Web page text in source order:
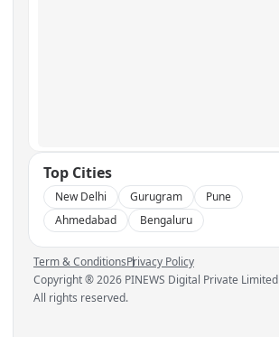
Top Cities
New Delhi Gurugram
Pune
Ahmedabad
Bengaluru
Term & ConditionsPrivacy Policy
Copyright ®2026 PINEWS Digital Private Limited
All rights reserved.